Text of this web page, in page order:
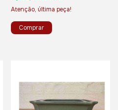
Atenção, última peça!